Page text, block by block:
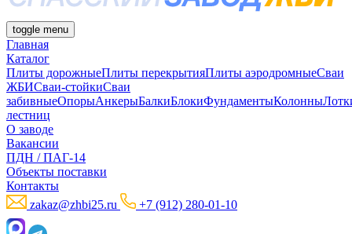
toggle menu
Главная
Каталог
Плиты дорожныеПлиты перекрытияПлиты аэродромныеСваи
ЖБИСваи-стойкиСваи
забивныеОпорыАнкерыБалкиБлокиФундаментыКолонны
лестниц
О заводе
Вакансии
ПДН / ПАГ-14
Объекты поставки
Контакты
zakaz@zhbi25.ru
+7 (912) 280-01-10